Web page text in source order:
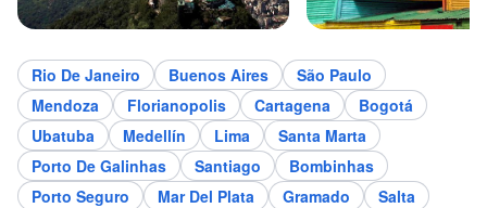
Rio De Janeiro Buenos Aires
São Paulo
Mendoza
Florianopolis Cartagena
Bogotá
Ubatuba
Medellín Lima
Santa Marta
Porto De Galinhas
Santiago
Bombinhas
Porto Seguro
Mar Del Plata Gramado
Salta